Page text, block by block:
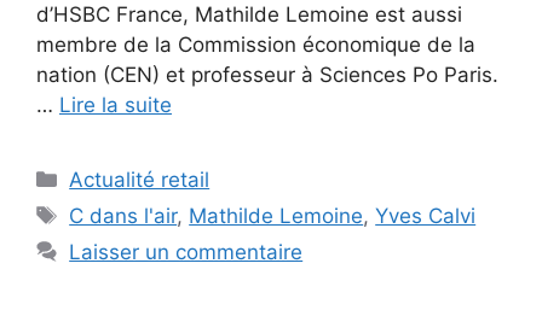
d’HSBC France, Mathilde Lemoine est aussi
membre de la Commission économique de la
nation (CEN) et professeur à Sciences Po Paris.
… Lire la suite
Catégories
Actualité retail
Étiquettes
C dans l'air, Mathilde Lemoine,Yves Calvi
Laisser un commentaire